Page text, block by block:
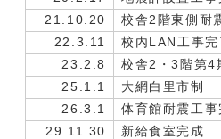
21.10.20
校舎2階東側耐
22.3.11
校内LAN工事完
23.2.8
校舎2・3階第4
25.1.1
大網白里市制
26.3.1
体育館耐震工事
29.11.30
新給食室完成